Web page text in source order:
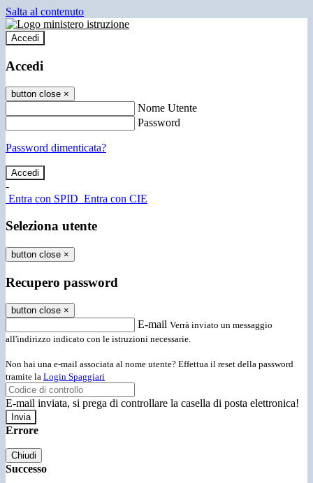
Salta al contenuto
Accedi
Accedi
button close ×
Nome Utente
Password
Password dimenticata?
-
Entra con SPID Entra con CIE
Seleziona utente
button close ×
Recupero password
button close ×
E-mail Verrà inviato un messaggio
all'indirizzo indicato con le istruzioni necessarie.
Non hai una e-mail associata al nome utente? Effettua il reset della password
tramite la Login Spaggiari
E-mail inviata, si prega di controllare la casella di posta elettronica!
Errore
Chiudi
Successo